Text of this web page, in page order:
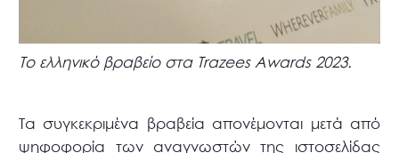
Το ελληνικό βραβείο στα Trazees Awards 2023.
Τα συγκεκριμένα βραβεία απονέμονται μετά από
ψηφοφορία των αναγνωστών της ιστοσελίδας